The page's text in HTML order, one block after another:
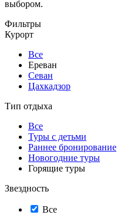
выбором.
Фильтры
Курорт
Все
Ереван
Севан
Цахкадзор
Тип отдыха
Все
Туры с детьми
Раннее бронирование
Новогодние туры
Горящие туры
Звездность
Все